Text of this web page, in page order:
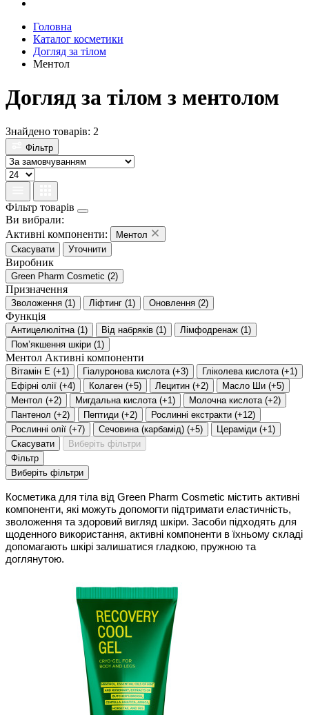
Головна
Каталог косметики
Догляд за тілом
Ментол
Догляд за тілом з ментолом
Знайдено товарів: 2
Фільтр
Фільтр товарів
Ви вибрали:
Активні компоненти:
Ментол
Скасувати
Уточнити
Виробник
Green Pharm Cosmetic (2)
Призначення
Зволоження (1 ) Ліфтинг (1 ) Оновлення (2)
Функція
Антицелюлітна (1 ) Від набряків (1 ) Лімфодренаж (1 )
Помʼякшення шкіри (1 )
Ментол Активні компоненти
Вітамін Е (+1 ) Гіалуронова кислота (+3) Гліколева кислота (+1 )
Ефірні олії (+4) Колаген (+5) Лецитин (+2) Масло Ши (+5)
Ментол (+2) Мигдальна кислота (+1 ) Молочна кислота (+2)
Пантенол (+2) Пептиди (+2) Рослинні екстракти (+12)
Рослинні олії (+7) Сечовина (карбамід) (+5) Цераміди (+1 )
Скасувати
Виберіть фільтри
Фільтр
Виберіть фільтри
Косметика для тіла від Green Pharm Cosmetic містить активні
компоненти, які можуть допомогти підтримати еластичність,
зволоження та здоровий вигляд шкіри. Засоби підходять для
щоденного використання, активні компоненти в їхньому складі
допомагають шкірі залишатися гладкою, пружною та
доглянутою.